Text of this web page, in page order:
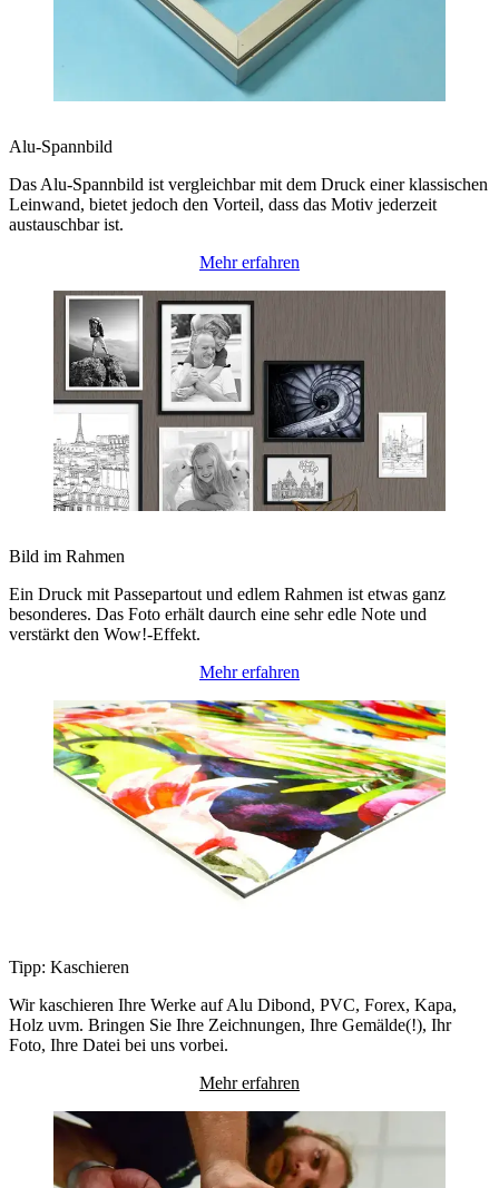
Alu-Spannbild
Das Alu-Spannbild ist vergleichbar mit dem Druck einer klassischen
Leinwand, bietet jedoch den Vorteil, dass das Motiv jederzeit
austauschbar ist.
Mehr erfahren
Bild im Rahmen
Ein Druck mit Passepartout und edlem Rahmen ist etwas ganz
besonderes. Das Foto erhält daurch eine sehr edle Note und
verstärkt den Wow!-Effekt.
Mehr erfahren
Tipp: Kaschieren
Wir kaschieren Ihre Werke auf Alu Dibond, PVC, Forex, Kapa,
Holz uvm. Bringen Sie Ihre Zeichnungen, Ihre Gemälde(!), Ihr
Foto, Ihre Datei bei uns vorbei.
Mehr erfahren